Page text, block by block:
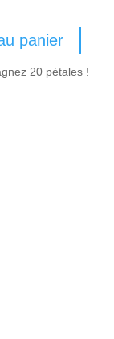
panier
20 pétales !